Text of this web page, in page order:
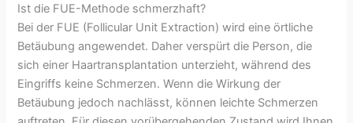
Ist die FUE-Methode schmerzhaft?
Bei der FUE (Follicular Unit Extraction) wird eine örtliche
Betäubung angewendet. Daher verspürt die Person, die
sich einer Haartransplantation unterzieht, während des
Eingriffs keine Schmerzen. Wenn die Wirkung der
Betäubung jedoch nachlässt, können leichte Schmerzen